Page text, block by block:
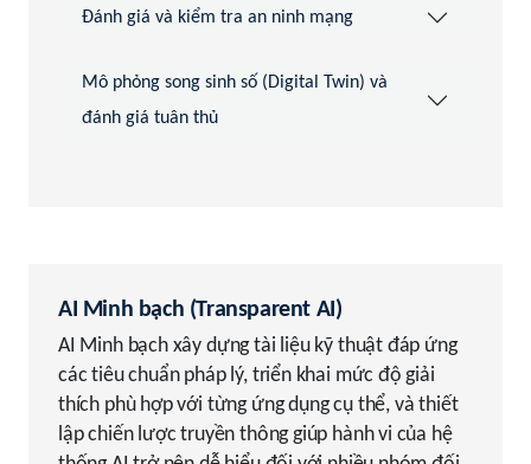
Đánh giá và kiểm tra an ninh mạng
Mô phỏng song sinh số (Digital Twin) và
đánh giá tuân thủ
AI Minh bạch (Transparent AI)
AI Minh bạch xây dựng tài liệu kỹ thuật đáp ứng
các tiêu chuẩn pháp lý, triển khai mức độ giải
thích phù hợp với từng ứng dụng cụ thể, và thiết
lập chiến lược truyền thông giúp hành vi của hệ